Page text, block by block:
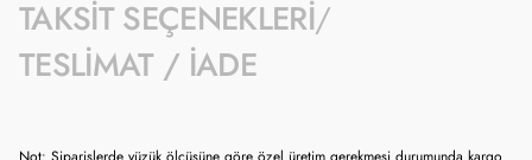
TAKSIT SEÇENEKLERI
TESLIMAT / İADE